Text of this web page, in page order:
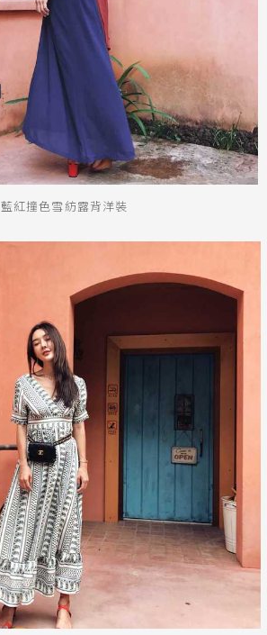
藍紅撞色雪紡露背洋裝